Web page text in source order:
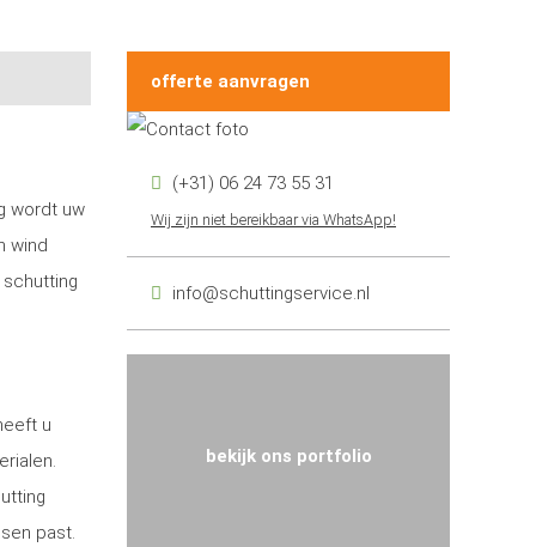
wordt uw
wind
u
past.
offerte aanvragen
(+31) 06 24 73 55 31
Wij zijn niet bereikbaar via WhatsApp!
info@schuttingservice.nl
bekijk ons portfolio